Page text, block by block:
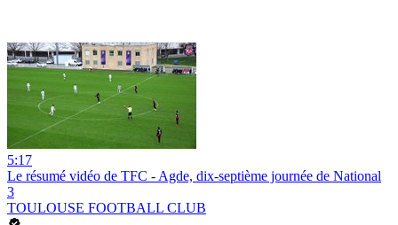
5:17
Le résumé vidéo de TFC - Agde, dix-septième journée de National
3
TOULOUSE FOOTBALL CLUB